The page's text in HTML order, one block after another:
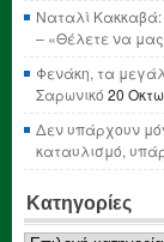
Ναταλί Κακκαβά:
– «Θέλετε να
Φενάκη, τα
Σαρωνικό 20
Δεν υπάρχουν
καταυλισμό,
Κατηγορίες
Κατηγορίες